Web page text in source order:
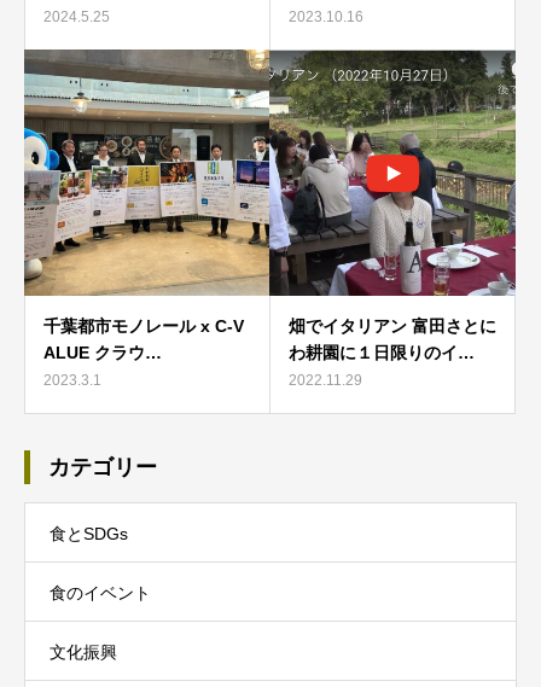
2024.5.25 2023.10.16
千葉都市モノレール x C-V
ALUE クラウ…
2023.3.1
畑でイタリアン 富田さとに
わ耕園に１日限りのイ…
2022.11.29
カテゴリー
食とSDGs
食のイベント
文化振興